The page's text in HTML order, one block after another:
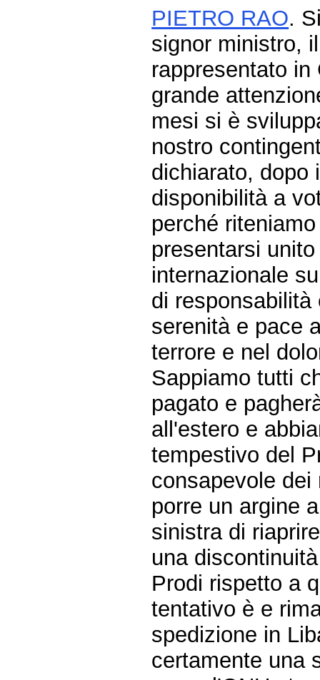
PIETRO RAO.
signor ministro,
rappresentato
grande
mesi si è
nostro
dichiarato, dopo
disponibilità a
perché
presentarsi
internazionale
di
serenità e pace
terrore e nel
Sappiamo tutti
pagato e
all'estero e
tempestivo del
consapevole
porre un argine
sinistra di
una
Prodi rispetto a
tentativo è e
spedizione in
certamente una